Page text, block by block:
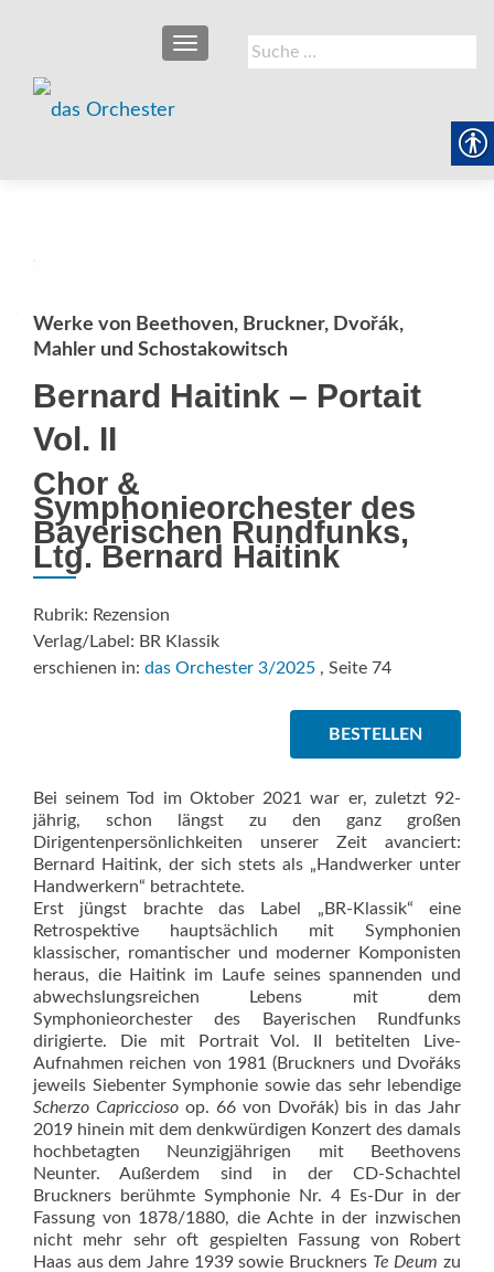
Suche
nach:
SCHALTE NAVIGATION
Werke von Beethoven, Bruckner, Dvořák,
Mahler und Schostakowitsch
Bernard Haitink – Portait
Vol. II
Chor &
Symphonieorchester des
Bayerischen Rundfunks,
Ltg. Bernard Haitink
Rubrik: Rezension
Verlag/Label: BR Klassik
erschienen in: das Orchester 3/2025 , Seite 74
BESTELLEN
Bei seinem Tod im Oktober 2021 war er, zuletzt 92-
jährig, schon längst zu den ganz großen
Dirigentenpersönlichkeiten unserer Zeit avanciert:
Bernard Haitink, der sich stets als „Handwerker unter
Handwerkern“ betrachtete.
Erst jüngst brachte das Label „BR-Klassik“ eine
Retrospektive hauptsächlich mit Symphonien
klassischer, romantischer und moderner Komponisten
heraus, die Haitink im Laufe seines spannenden und
abwechslungsreichen Lebens mit dem
Symphonieorchester des Bayerischen Rundfunks
dirigierte. Die mit Portrait Vol. II betitelten Live-
Aufnahmen reichen von 1981 (Bruckners und Dvořáks
jeweils Siebenter Symphonie sowie das sehr lebendige
Scherzo Capriccioso op. 66 von Dvořák) bis in das Jahr
2019 hinein mit dem denkwürdigen Konzert des damals
hochbetagten Neunzigjährigen mit Beethovens
Neunter. Außerdem sind in der CD-Schachtel
Bruckners berühmte Symphonie Nr. 4 Es-Dur in der
Fassung von 1878/1880, die Achte in der inzwischen
nicht mehr sehr oft gespielten Fassung von Robert
Haas aus dem Jahre 1939 sowie Bruckners Te Deum zu